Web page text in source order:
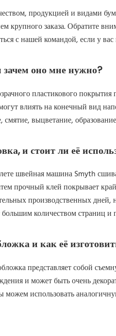
продукцией и видами
крупного заказа. Обратите
с нашей командой, если у
оно мне нужно?
пластикового покрытия
влиять на конечный вид
выцветание,
и стоит ли её
швейная машина Smyth
прочный клей покрывает
производственных
количеством страниц и
и как её
представляет собой
и может быть очень
можем использовать